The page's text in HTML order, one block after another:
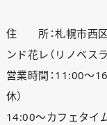
住 所：札幌市西
ンド花レ（リノベス
営業時間：11:00〜
休）
14:00〜カフェタイ